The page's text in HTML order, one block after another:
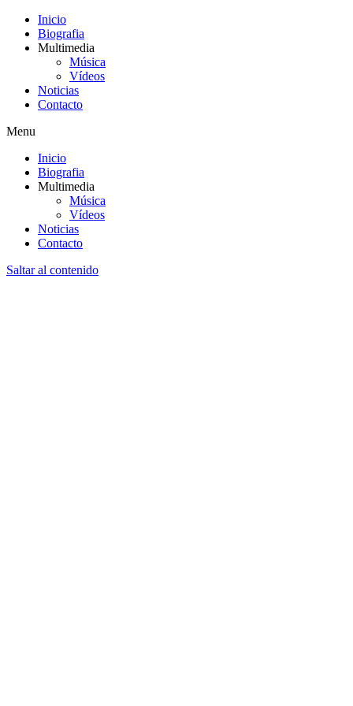
Inicio
Biografia
Multimedia
Música
Vídeos
Noticias
Contacto
Menu
Inicio
Biografia
Multimedia
Música
Vídeos
Noticias
Contacto
Saltar al contenido